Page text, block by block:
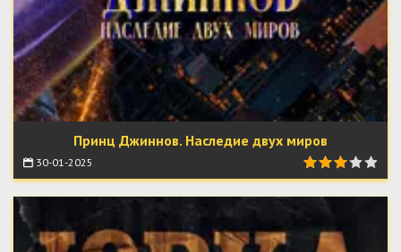
Принц Джиннов. Наследие двух миров
30-01-2025